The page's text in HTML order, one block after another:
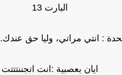
البارت 13
: انتي مراتي، وليا حق
ايان بعصبية :انت اتجننتتتت